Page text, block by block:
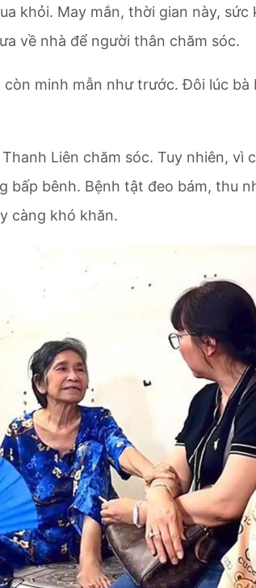
khỏi. May mắn, thời gian này, sức
về nhà để người thân chăm sóc.
minh mẫn như trước. Đôi lúc bà
Liên chăm sóc. Tuy nhiên, vì
bấp bênh. Bệnh tật đeo bám, thu
càng khó khăn.